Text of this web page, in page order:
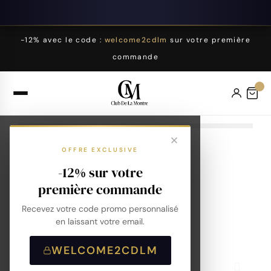
-12% avec le code : welcome2cdlm sur votre première
commande
OFFRE EXCLUSIVE
-12% sur votre
première commande
Recevez votre code promo personnalisé
en laissant votre email.
WELCOME2CDLM